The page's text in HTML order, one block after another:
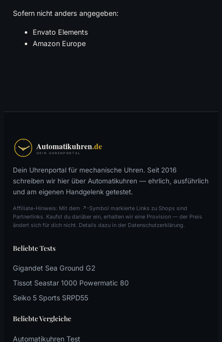
Sofern nicht anders angegeben:
Envato Elements
Amazon Europe
Dein Uhrenportal für mechanische Uhren. Seit 2016
schreiben wir hier über Automatikuhren — ehrlich, ausführlich
und am eigenen Handgelenk getestet.
Affiliate-Hinweis: Mit dem ↗-Symbol markierte Links zu Shops sind
Partnerlinks. Kaufst du darüber ein, erhalten wir eine Provision — der Preis
ändert sich für dich nicht. Details dazu in der Datenschutzerklärung.
Beliebte Tests
Gigandet Sea Ground G2
Tissot Seastar 1000 Powermatic 80
Seiko 5 Sports SRPD55
Beliebte Vergleiche
Automatikuhren Test